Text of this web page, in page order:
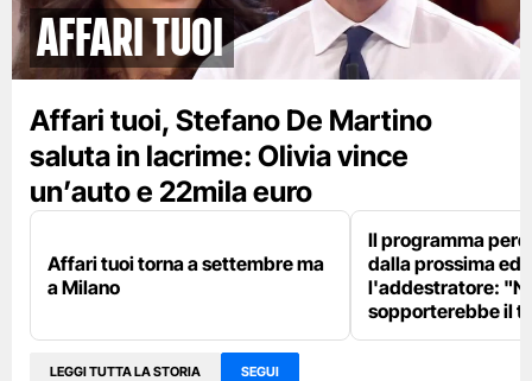
Affari tuoi
Affari tuoi, Stefano De Martino
saluta in lacrime: Olivia vince
un’auto e 22mila euro
Affari tuoi torna a settembre ma
a Milano
Il programma
dalla prossima
l'addestratore:
sopporterebbe il
LEGGI TUTTA LA STORIA SEGUI